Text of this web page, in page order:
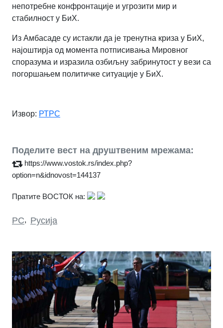
непотребне конфронтације и угрозити мир и
стабилност у БиХ.
Из Амбасаде су истакли да је тренутна криза у БиХ,
најоштирја од момента потписивања Мировног
споразума и изразила озбиљну забринутост у вези са
погоршањем политичке ситуације у БиХ.
Извор: РТРС
Поделите вест на друштвеним мрежама:
https://www.vostok.rs/index.php?
option=n&idnovost=144137
Пратите ВОСТОК на:
РС, Русија